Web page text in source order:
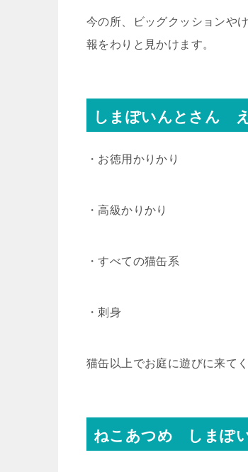
今の所、ビッグクッションや
報をわりと見かけます。
しまぽいんとさん
・お徳用かりかり
・高級かりかり
・すべての猫缶系
・刺身
猫缶以上でお庭に遊びに来て
ねこあつめ しまぽ